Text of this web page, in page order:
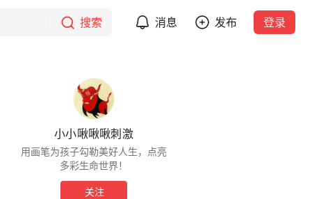
搜索 消息 发布 登录
小小啾啾啾刺激
用画笔为孩子勾勒美好人生，点亮
多彩生命世界！
关注